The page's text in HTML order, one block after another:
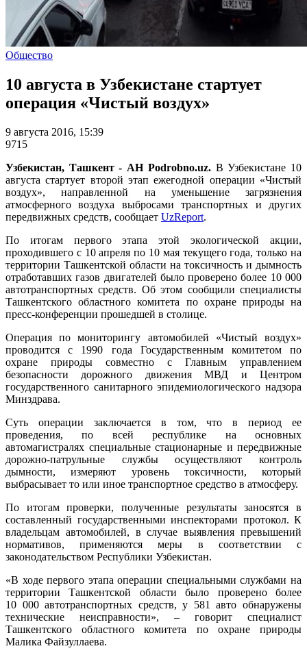
Общество
10 августа в Узбекистане стартует
операция «Чистый воздух»
9 августа 2016, 15:39
9715
Узбекистан, Ташкент - АН Podrobno.uz. В Узбекистане 10
августа стартует второй этап ежегодной операции «Чистый
воздух», направленной на уменьшение загрязнения
атмосферного воздуха выбросами транспортных и других
передвижных средств, сообщает UzReport.
По итогам первого этапа этой экологической акции,
проходившего с 10 апреля по 10 мая текущего года, только на
территории Ташкентской области на токсичность и дымность
отработавших газов двигателей было проверено более 10 000
автотранспортных средств. Об этом сообщили специалисты
Ташкентского областного комитета по охране природы на
пресс-конференции прошедшей в столице.
Операция по мониторингу автомобилей «Чистый воздух»
проводится с 1990 года Государственным комитетом по
охране природы совместно с Главным управлением
безопасности дорожного движения МВД и Центром
государственного санитарного эпидемиологического надзора
Минздрава.
Суть операции заключается в том, что в период ее
проведения, по всей республике на основных
автомагистралях специальные стационарные и передвижные
дорожно-патрульные службы осуществляют контроль
дымности, измеряют уровень токсичности, который
выбрасывает то или иное транспортное средство в атмосферу.
По итогам проверки, полученные результаты заносятся в
составленный государственными инспекторами протокол. К
владельцам автомобилей, в случае выявления превышений
нормативов, применяются меры в соответствии с
законодательством Республики Узбекистан.
«В ходе первого этапа операции специальными службами на
территории Ташкентской области было проверено более
10 000 автотранспортных средств, у 581 авто обнаружены
технические неисправности», – говорит специалист
Ташкентского областного комитета по охране природы
Малика Файзуллаева.